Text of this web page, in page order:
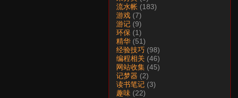
流水帐 (183)
游戏 (7)
游记 (9)
环保 (1)
精华 (51)
经验技巧 (98)
编程相关 (46)
网站收集 (45)
记梦器 (2)
读书笔记 (3)
趣味 (22)